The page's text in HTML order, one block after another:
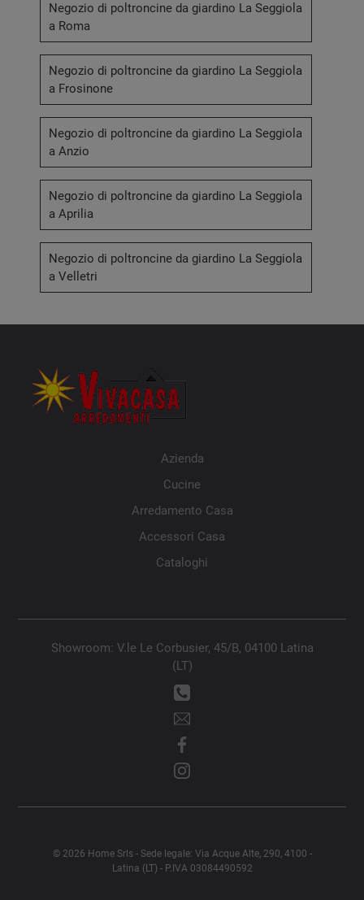
Negozio di poltroncine da giardino La Seggiola
a Roma
Negozio di poltroncine da giardino La Seggiola
a Frosinone
Negozio di poltroncine da giardino La Seggiola
a Anzio
Negozio di poltroncine da giardino La Seggiola
a Aprilia
Negozio di poltroncine da giardino La Seggiola
a Velletri
Azienda
Cucine
Arredamento Casa
Accessori Casa
Cataloghi
Showroom: V.le Le Corbusier, 45/B, 04100 Latina
(LT)
© 2026 Home Srls - Sede legale: Via Acque Alte, 290, 4100 -
Latina (LT) - P.IVA 03084490592